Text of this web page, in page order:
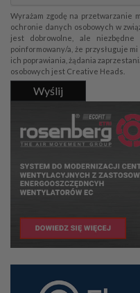
Wyrażam zgodę na przetwarzanie
ochronie danych osobowych w
jest dobrowolne, ale niezbędne
poinformowany/a, że przysługuje
ich poprawiania, żądania
osobowych jest Creative Heads.
Wyślij